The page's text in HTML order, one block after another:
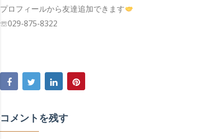
プロフィールから友達追加できます
☏029-875-8322
コメントを残す